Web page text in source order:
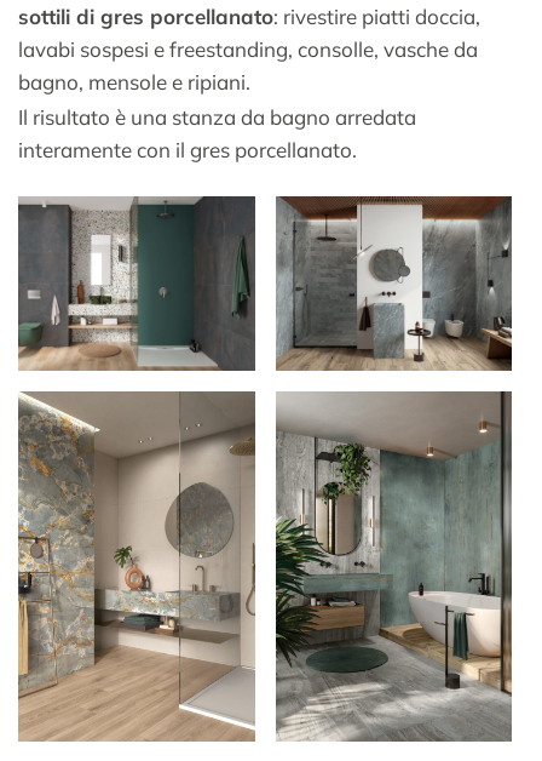
sottili di gres porcellanato: rivestire piatti doccia,
lavabi sospesi e freestanding, consolle, vasche da
bagno, mensole e ripiani.
Il risultato è una stanza da bagno arredata
interamente con il gres porcellanato.